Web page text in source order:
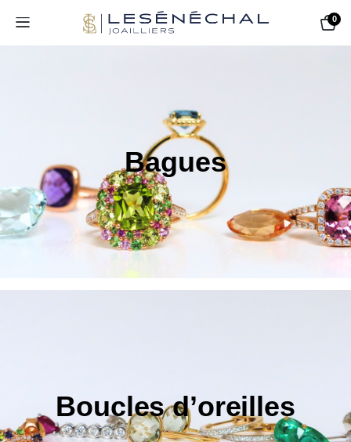
0
Bagues
Boucles d’oreilles